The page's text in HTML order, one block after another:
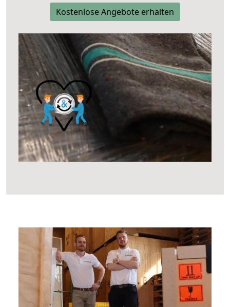
Kostenlose Angebote erhalten